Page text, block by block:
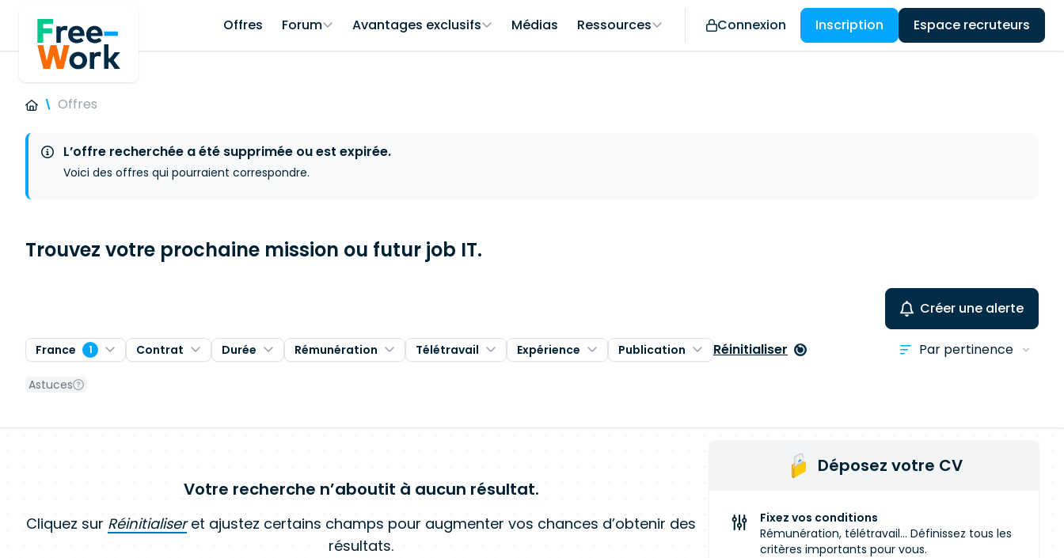
Offres Forum Avantages exclusifs Médias Ressources Connexion Inscription Espace recruteurs
Offres
L’offre recherchée a été supprimée ou est expirée.
Voici des offres qui pourraient correspondre.
Trouvez votre prochaine mission ou futur job IT.
Créer une alerte
France 1 Contrat Durée Rémunération Télétravail Expérience Publication Réinitialiser
Astuces
Votre recherche n’aboutit à aucun résultat.
Cliquez sur Réinitialiseret ajustez certains champs pour augmenter vos chances d’obtenir des
résultats.
Déposez votre CV
Fixez vos conditions
Rémunération, télétravail... Définissez tous les
critères importants pour vous.